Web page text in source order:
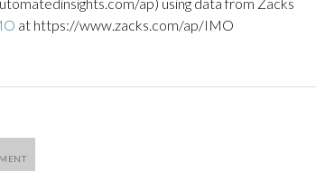
at https://www.zacks.com/ap/IMO